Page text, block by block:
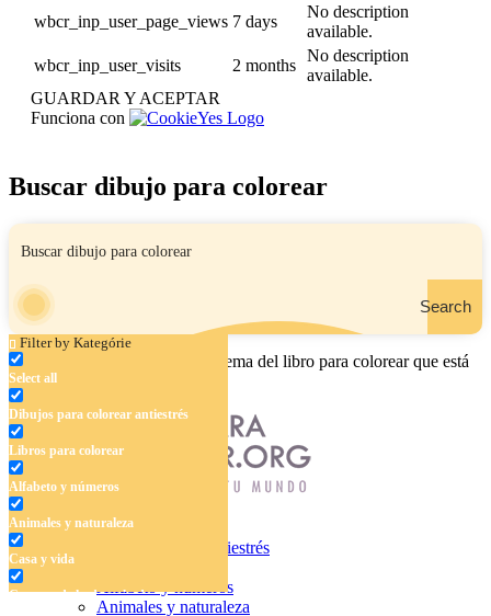
wbcr_inp_user_page_views 7 days
No description
available.
wbcr_inp_user_visits
2 months
No description
available.
GUARDAR Y ACEPTAR
Funciona con
Buscar dibujo para colorear
Search
Filter by Kategórie
Select all
Dibujos para colorear antiestrés
Libros para colorear
Alfabeto y números
Animales y naturaleza
Casa y vida
Cuentos de hadas y hadas
Ingrese el nombre, el área o el tema del libro para colorear que está
buscando.
Dibujos para colorear antiestrés
Libros para colorear
Alfabeto y números
Animales y naturaleza